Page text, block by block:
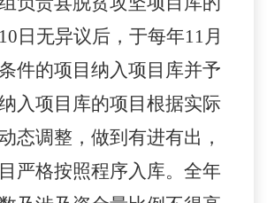
10日无异议后，于每年11月
件的项目纳入项目库并予
入项目库的项目根据实际
态调整，做到有进有出，
严格按照程序入库。全年